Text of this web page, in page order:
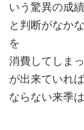
いう驚異の成
と判断がなか
を
消費してしま
が出来ていれ
ならない来季